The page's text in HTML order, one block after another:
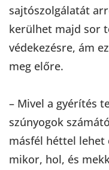
sajtószolgálatát
kerülhet majd sor
védekezésre, ám
meg előre.
– Mivel a gyérítés
szúnyogok
másfél héttel lehet
mikor, hol, és